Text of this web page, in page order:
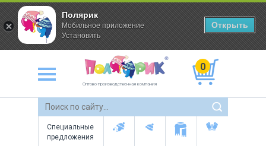
Оптово-производственная компания
0
Специальные
предложения
Полярик
Мобильное приложение
Установить
Открыть